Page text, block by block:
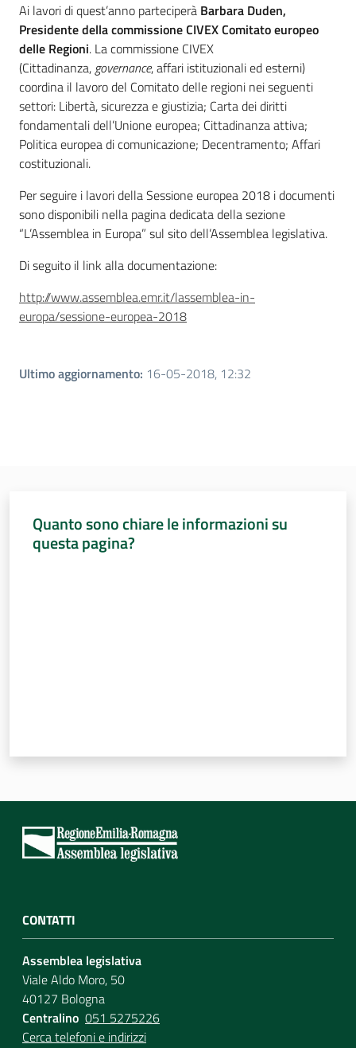
Ai lavori di quest’anno parteciperà Barbara Duden,
Presidente della commissione CIVEX Comitato europeo
delle Regioni. La commissione CIVEX
(Cittadinanza,governance, affari istituzionali ed esterni)
coordina il lavoro del Comitato delle regioni nei seguenti
settori: Libertà, sicurezza e giustizia; Carta dei diritti
fondamentali dell’Unione europea; Cittadinanza attiva;
Politica europea di comunicazione; Decentramento; Affari
costituzionali.
Per seguire i lavori della Sessione europea 2018 i documenti
sono disponibili nella pagina dedicata della sezione
“L’Assemblea in Europa” sul sito dell’Assemblea legislativa.
Di seguito il link alla documentazione:
http://www.assemblea.emr.it/lassemblea-in-
europa/sessione-europea-2018
Ultimo aggiornamento: 16-05-2018, 12:32
Quanto sono chiare le informazioni su
questa pagina?
CONTATTI
Assemblea legislativa
Viale Aldo Moro, 50
40127 Bologna
Centralino 051 5275226
Cerca telefoni e indirizzi